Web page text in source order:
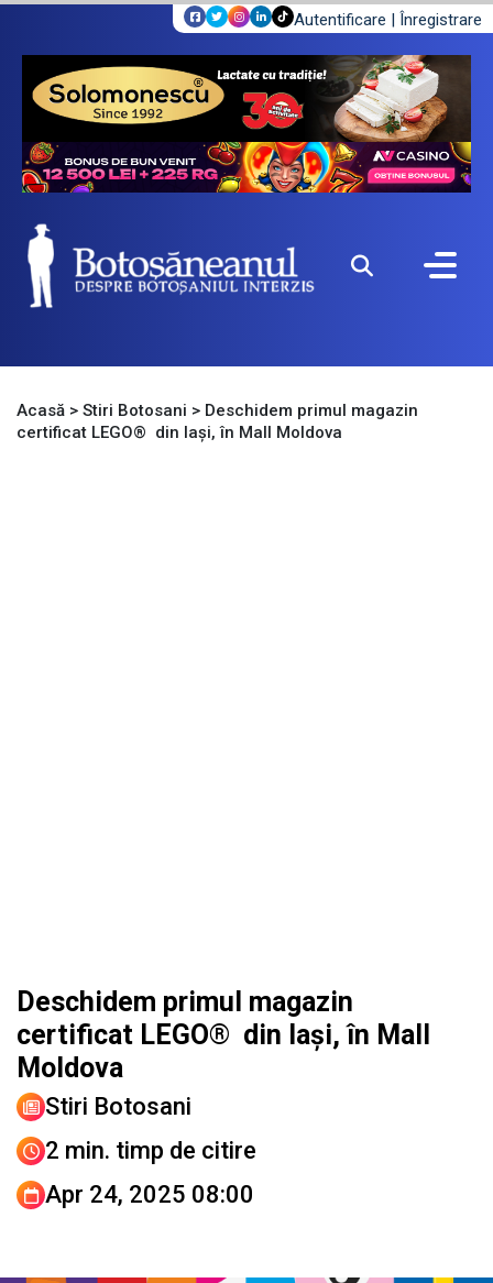
Autentificare | Înregistrare
Acasă > Stiri Botosani > Deschidem primul magazin
certificat LEGO® din Iași, în Mall Moldova
Deschidem primul magazin
certificat LEGO® din Iași, în Mall
Moldova
Stiri Botosani
2 min. timp de citire
Apr 24, 2025 08:00